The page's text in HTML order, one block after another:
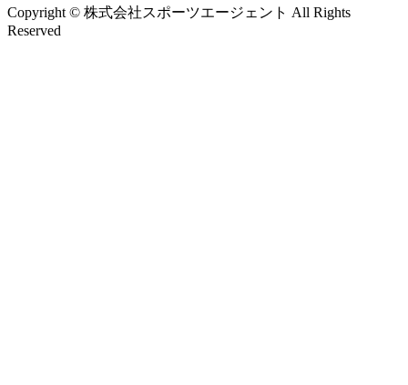
Copyright © 株式会社スポーツエージェント All Rights
Reserved